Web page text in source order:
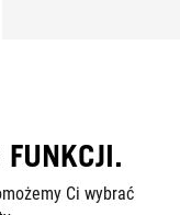
Ci wybrać